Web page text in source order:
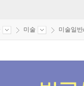
미술 미술일